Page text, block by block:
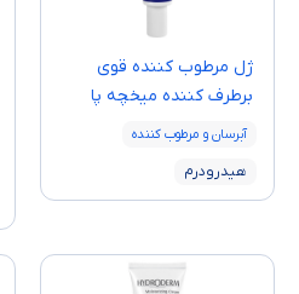
ژل مرطوب کننده قوی
برطرف کننده میخچه پا
آبرسان و مرطوب کننده
هیدرودرم